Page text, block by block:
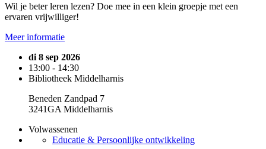
Wil je beter leren lezen? Doe mee in een klein groepje met een
ervaren vrijwilliger!
Meer informatie
di 8 sep 2026
13:00 - 14:30
Bibliotheek Middelharnis
Beneden Zandpad 7
3241GA Middelharnis
Volwassenen
Educatie & Persoonlijke ontwikkeling